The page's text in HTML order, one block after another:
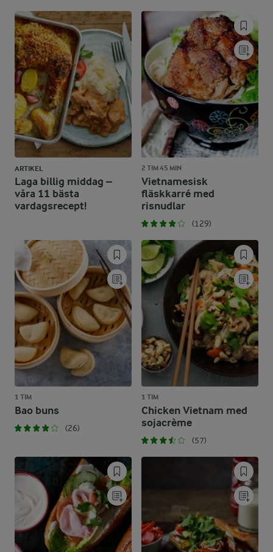
ARTIKEL
Laga billig middag –
våra 11 bästa
vardagsrecept!
2 TIM 45 MIN
Vietnamesisk
fläskkarré med
risnudlar
(129)
1 TIM
Bao buns
(26)
1 TIM
Chicken Vietnam med
sojacrème
(57)